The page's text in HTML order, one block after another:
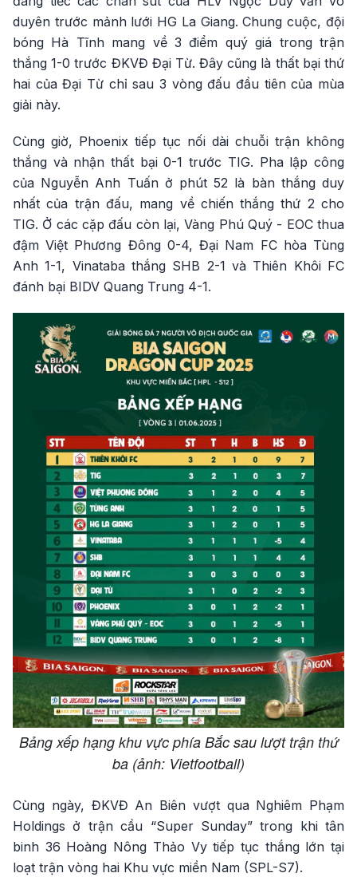
duyên trước mảnh lưới HG La Giang. Chung cuộc, đội
bóng Hà Tĩnh mang về 3 điểm quý giá trong trận
thắng 1-0 trước ĐKVĐ Đại Từ. Đây cũng là thất bại thứ
hai của Đại Từ chỉ sau 3 vòng đấu đầu tiên của mùa
giải này.
Cùng giờ, Phoenix tiếp tục nối dài chuỗi trận không
thắng và nhận thất bại 0-1 trước TIG. Pha lập công
của Nguyễn Anh Tuấn ở phút 52 là bàn thắng duy
nhất của trận đấu, mang về chiến thắng thứ 2 cho
TIG. Ở các cặp đấu còn lại, Vàng Phú Quý - EOC thua
đậm Việt Phương Đông 0-4, Đại Nam FC hòa Tùng
Anh 1-1, Vinataba thắng SHB 2-1 và Thiên Khôi FC
đánh bại BIDV Quang Trung 4-1.
Bảng xếp hạng khu vực phía Bắc sau lượt trận thứ
ba (ảnh: Vietfootball)
Cùng ngày, ĐKVĐ An Biên vượt qua Nghiêm Phạm
Holdings ở trận cầu “Super Sunday” trong khi tân
binh 36 Hoàng Nông Thảo Vy tiếp tục thắng lớn tại
loạt trận vòng hai Khu vực miền Nam (SPL-S7).